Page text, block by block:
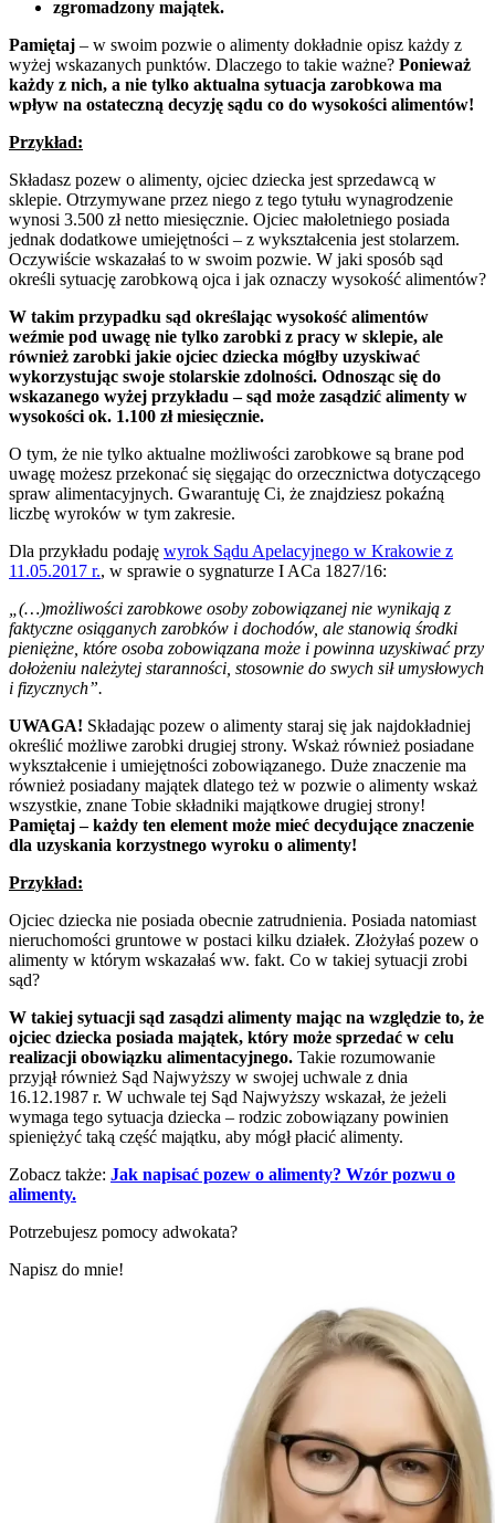
zgromadzony majątek.
Pamiętaj – w swoim pozwie o alimenty dokładnie opisz każdy z
wyżej wskazanych punktów. Dlaczego to takie ważne? Ponieważ
każdy z nich, a nie tylko aktualna sytuacja zarobkowa ma
wpływ na ostateczną decyzję sądu co do wysokości alimentów!
Przykład:
Składasz pozew o alimenty, ojciec dziecka jest sprzedawcą w
sklepie. Otrzymywane przez niego z tego tytułu wynagrodzenie
wynosi 3.500 zł netto miesięcznie. Ojciec małoletniego posiada
jednak dodatkowe umiejętności – z wykształcenia jest stolarzem.
Oczywiście wskazałaś to w swoim pozwie. W jaki sposób sąd
określi sytuację zarobkową ojca i jak oznaczy wysokość alimentów?
W takim przypadku sąd określając wysokość alimentów
weźmie pod uwagę nie tylko zarobki z pracy w sklepie, ale
również zarobki jakie ojciec dziecka mógłby uzyskiwać
wykorzystując swoje stolarskie zdolności. Odnosząc się do
wskazanego wyżej przykładu – sąd może zasądzić alimenty w
wysokości ok. 1.100 zł miesięcznie.
O tym, że nie tylko aktualne możliwości zarobkowe są brane pod
uwagę możesz przekonać się sięgając do orzecznictwa dotyczącego
spraw alimentacyjnych. Gwarantuję Ci, że znajdziesz pokaźną
liczbę wyroków w tym zakresie.
Dla przykładu podaję wyrok Sądu Apelacyjnego w Krakowie z
11.05.2017 r., w sprawie o sygnaturze I ACa 1827/16:
„(…)możliwości zarobkowe osoby zobowiązanej nie wynikają z
faktyczne osiąganych zarobków i dochodów, ale stanowią środki
pieniężne, które osoba zobowiązana może i powinna uzyskiwać przy
dołożeniu należytej staranności, stosownie do swych sił umysłowych
i fizycznych”.
UWAGA! Składając pozew o alimenty staraj się jak najdokładniej
określić możliwe zarobki drugiej strony. Wskaż również posiadane
wykształcenie i umiejętności zobowiązanego. Duże znaczenie ma
również posiadany majątek dlatego też w pozwie o alimenty wskaż
wszystkie, znane Tobie składniki majątkowe drugiej strony!
Pamiętaj – każdy ten element może mieć decydujące znaczenie
dla uzyskania korzystnego wyroku o alimenty!
Przykład:
Ojciec dziecka nie posiada obecnie zatrudnienia. Posiada natomiast
nieruchomości gruntowe w postaci kilku działek. Złożyłaś pozew o
alimenty w którym wskazałaś ww. fakt. Co w takiej sytuacji zrobi
sąd?
W takiej sytuacji sąd zasądzi alimenty mając na względzie to, że
ojciec dziecka posiada majątek, który może sprzedać w celu
realizacji obowiązku alimentacyjnego. Takie rozumowanie
przyjął również Sąd Najwyższy w swojej uchwale z dnia
16.12.1987 r. W uchwale tej Sąd Najwyższy wskazał, że jeżeli
wymaga tego sytuacja dziecka – rodzic zobowiązany powinien
spieniężyć taką część majątku, aby mógł płacić alimenty.
Zobacz także: Jak napisać pozew o alimenty? Wzór pozwu o
alimenty.
Potrzebujesz pomocy adwokata?
Napisz do mnie!